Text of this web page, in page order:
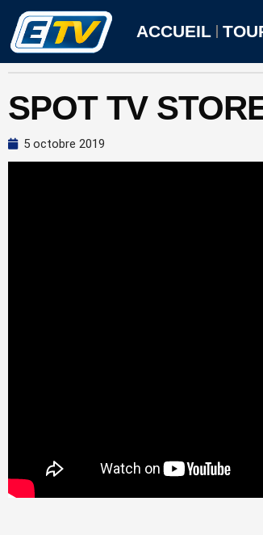
Aller
contenu
ACCUEIL
SPOT TV
5 octobre 2019